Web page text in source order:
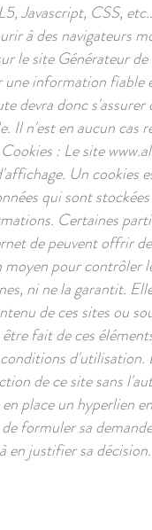
Javascript, CSS,
à des navigateurs
le site Générateur
information fiable
devra donc
n'est en aucun cas
: Le site
Un cookies
qui sont
Certaines
de peuvent offrir
pour contrôler
ni ne la garantit.
de ces sites ou
fait de ces
d'utilisation.
de ce site sans
place un hyperlien
formuler sa
en justifier sa décision.